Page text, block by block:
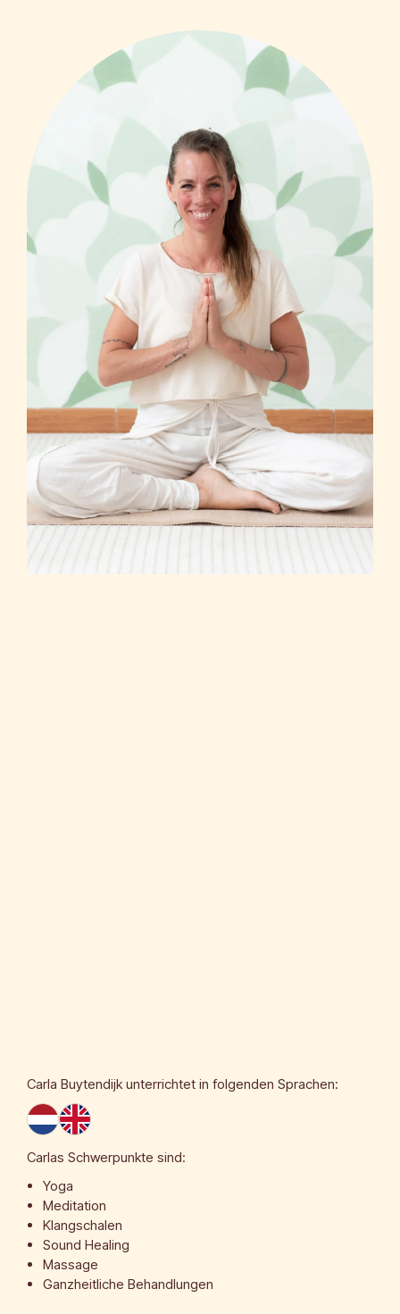
Carla Buytendijkunterrichtet in folgenden Sprachen:
Carlas Schwerpunkte sind:
Yoga
Meditation
Klangschalen
Sound Healing
Massage
Ganzheitliche Behandlungen